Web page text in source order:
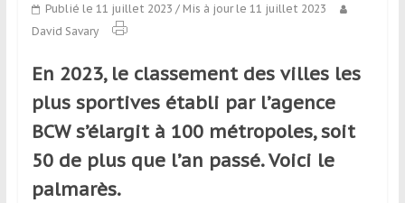
s’adresse
aux
voyageurs
ponctuels
ou
réguliers,
pratiquants,
passionnés
ou
Publié le 11 juillet 2023 / Mis à jour le 11 juillet 2023
David Savary
En 2023, le classement des villes les
plus sportives établi par l’agence
BCW s’élargit à 100 métropoles, soit
50 de plus que l’an passé. Voici le
palmarès.